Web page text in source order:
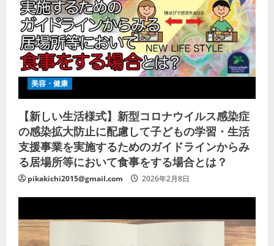
美容・健康
【新しい生活様式】新型コロナウイルス感染症
の感染拡大防止に配慮して子どもの学習・生活
支援事業を実施するためのガイドラインからみ
る居場所等において食事をする場合とは？
pikakichi2015@gmail.com 2026年2月8日